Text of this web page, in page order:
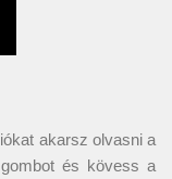
akarsz olvasni a
és kövess a